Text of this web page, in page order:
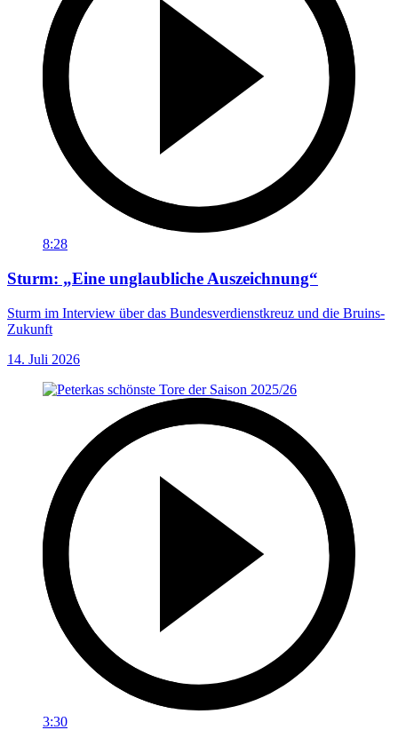
8:28
Sturm: „Eine unglaubliche Auszeichnung“
Sturm im Interview über das Bundesverdienstkreuz und die Bruins-
Zukunft
14. Juli 2026
3:30